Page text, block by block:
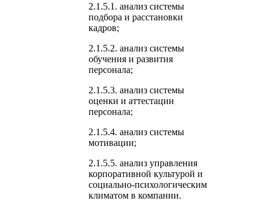
2.1.5.1. анализ системы
подбора и расстановки
кадров;
2.1.5.2. анализ системы
обучения и развития
персонала;
2.1.5.3. анализ системы
оценки и аттестации
персонала;
2.1.5.4. анализ системы
мотивации;
2.1.5.5. анализ управления
корпоративной культурой и
социально-психологическим
климатом в компании.